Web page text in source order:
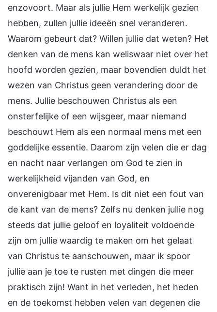
enzovoort. Maar als jullie Hem werkelijk gezien
hebben, zullen jullie ideeën snel veranderen.
Waarom gebeurt dat? Willen jullie dat weten? Het
denken van de mens kan weliswaar niet over het
hoofd worden gezien, maar bovendien duldt het
wezen van Christus geen verandering door de
mens. Jullie beschouwen Christus als een
onsterfelijke of een wijsgeer, maar niemand
beschouwt Hem als een normaal mens met een
goddelijke essentie. Daarom zijn velen die er dag
en nacht naar verlangen om God te zien in
werkelijkheid vijanden van God, en
onverenigbaar met Hem. Is dit niet een fout van
de kant van de mens? Zelfs nu denken jullie nog
steeds dat jullie geloof en loyaliteit voldoende
zijn om jullie waardig te maken om het gelaat
van Christus te aanschouwen, maar ik spoor
jullie aan je toe te rusten met dingen die meer
praktisch zijn! Want in het verleden, het heden
en de toekomst hebben velen van degenen die